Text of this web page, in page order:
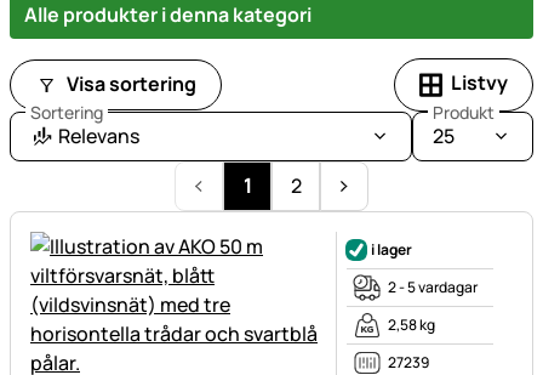
Alle produkter i denna kategori
Visa sortering Listvy
Sortering
Relevans
Produkt
25
1
2
i lager
2 - 5 vardagar
2,58 kg
27239